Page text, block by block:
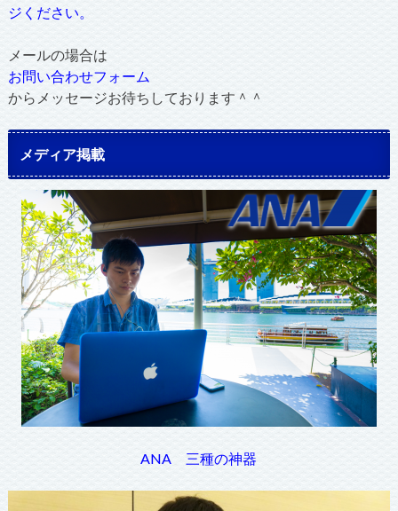
ジください。
メールの場合は
お問い合わせフォーム
からメッセージお待ちしております＾＾
メディア掲載
ANA 三種の神器